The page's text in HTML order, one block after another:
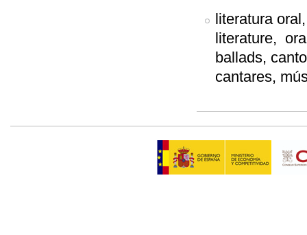
literatura
literature,
ballads,
cantares,